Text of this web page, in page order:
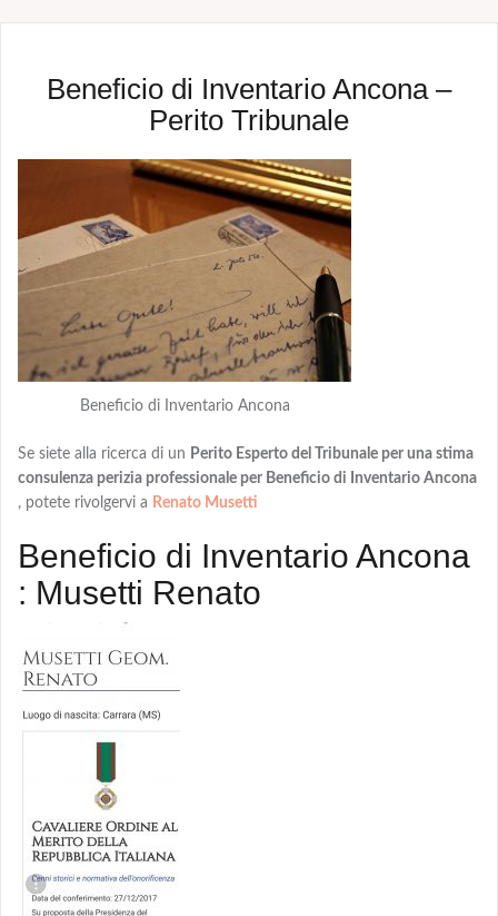
Beneficio di Inventario Ancona –
Perito Tribunale
Beneficio di Inventario Ancona
Se siete alla ricerca di un Perito Esperto del Tribunale per una stima
consulenza perizia professionale per Beneficio di Inventario Ancona
, potete rivolgervi a Renato Musetti
Beneficio di Inventario Ancona
: Musetti Renato